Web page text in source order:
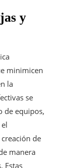
y
minimicen
la
se
de equipos,
de
manera
Estas